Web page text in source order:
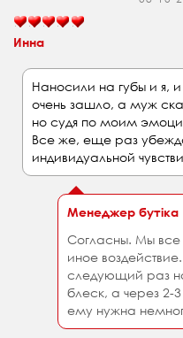
Инна
Наносили на губы и я,
очень зашло, а муж
но судя по моим
Все же, еще раз
индивидуальной
Менеджер бутіка
Согласны. Мы
иное
следующий раз
блеск, а через 2-
ему нужна